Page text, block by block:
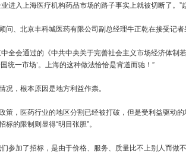
入上海医疗机构药品市场的路子事实上就被切断了。”
、北京丰科城医药有限公司副总经理牛正乾在接受记者
会通过的《中共中央关于完善社会主义市场经济体制若
统一市场’。上海的这种做法恰恰是背道而驰！”
，根本原因是地方利益作祟。
，医药行业的地区分割已经被打破，但是受利益驱动的
的限制则显得“明目张胆”。
加了招标，是由于价格、服务、质量比不上别人而做